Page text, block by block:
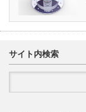
サイト内検索